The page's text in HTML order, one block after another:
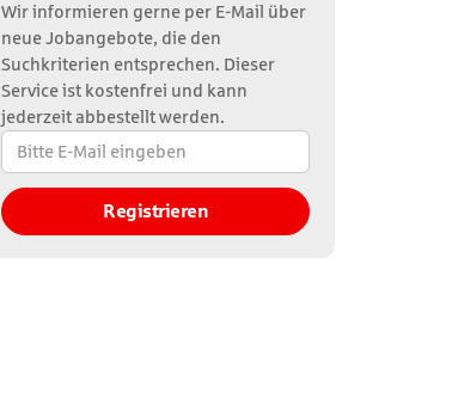
Wir informieren gerne per E-Mail über
neue Jobangebote, die den
Suchkriterien entsprechen. Dieser
Service ist kostenfrei und kann
jederzeit abbestellt werden.
Bitte
E-
Mail
eingeben
Registrieren